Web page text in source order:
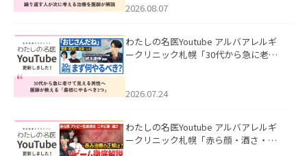
ました。
2026.08.07
わたしの名医Youtube アルバアレルギ
ークリニック札幌「30代から急に老け
た。
2026.07.24
わたしの名医Youtube アルバアレルギ
ークリニック札幌「赤ら顔・酒さ・ニ